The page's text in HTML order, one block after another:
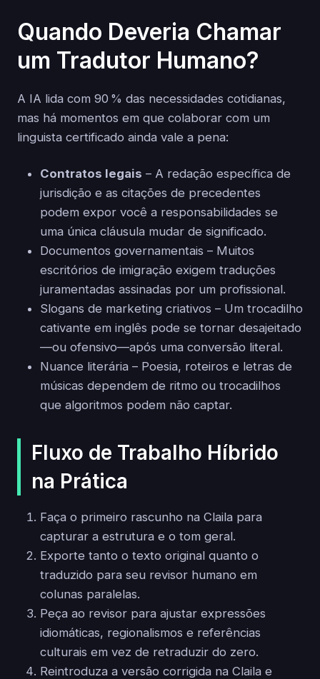
Quando Deveria Chamar
um Tradutor Humano?
A IA lida com 90 % das necessidades cotidianas,
mas há momentos em que colaborar com um
linguista certificado ainda vale a pena:
Contratos legais – A redação específica de
jurisdição e as citações de precedentes
podem expor você a responsabilidades se
uma única cláusula mudar de significado.
Documentos governamentais – Muitos
escritórios de imigração exigem traduções
juramentadas assinadas por um profissional.
Slogans de marketing criativos – Um trocadilho
cativante em inglês pode se tornar desajeitado
—ou ofensivo—após uma conversão literal.
Nuance literária – Poesia, roteiros e letras de
músicas dependem de ritmo ou trocadilhos
que algoritmos podem não captar.
Fluxo de Trabalho Híbrido
na Prática
Faça o primeiro rascunho na Claila para
capturar a estrutura e o tom geral.
Exporte tanto o texto original quanto o
traduzido para seu revisor humano em
colunas paralelas.
Peça ao revisor para ajustar expressões
idiomáticas, regionalismos e referências
culturais em vez de retraduzir do zero.
Reintroduza a versão corrigida na Claila e